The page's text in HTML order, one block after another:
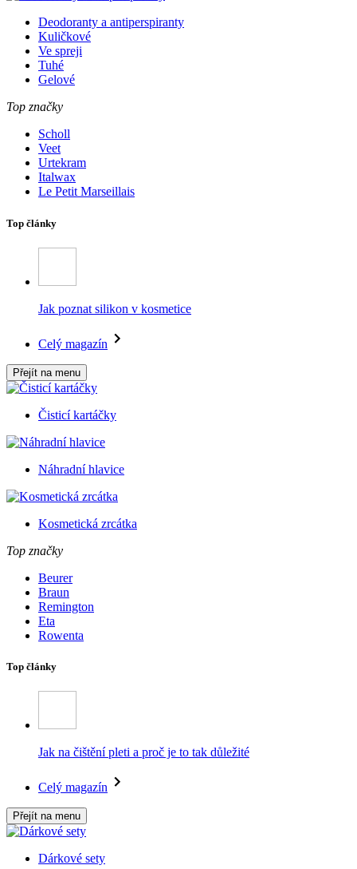
Deodoranty a antiperspiranty
Kuličkové
Ve spreji
Tuhé
Gelové
Top značky
Scholl
Veet
Urtekram
Italwax
Le Petit Marseillais
Top články
Jak poznat silikon v kosmetice
Celý magazín
Přejít na menu
Čisticí kartáčky
Náhradní hlavice
Kosmetická zrcátka
Top značky
Beurer
Braun
Remington
Eta
Rowenta
Top články
Jak na čištění pleti a proč je to tak důležité
Celý magazín
Přejít na menu
Dárkové sety